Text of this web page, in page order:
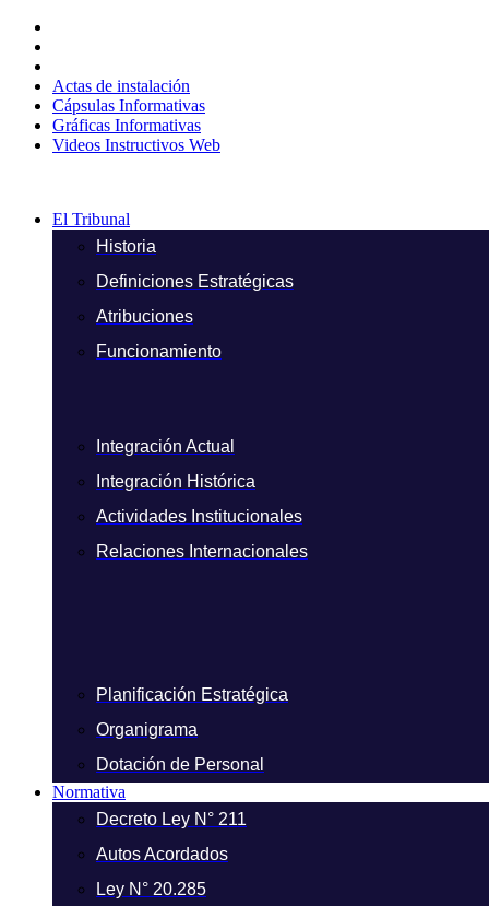
contenido
Actas de instalación
Cápsulas Informativas
Gráficas Informativas
Videos Instructivos Web
El Tribunal
Historia
Definiciones Estratégicas
Atribuciones
Funcionamiento
Integración Actual
Integración Histórica
Actividades Institucionales
Relaciones Internacionales
Planificación Estratégica
Organigrama
Dotación de Personal
Normativa
Decreto Ley N° 211
Autos Acordados
Ley N° 20.285